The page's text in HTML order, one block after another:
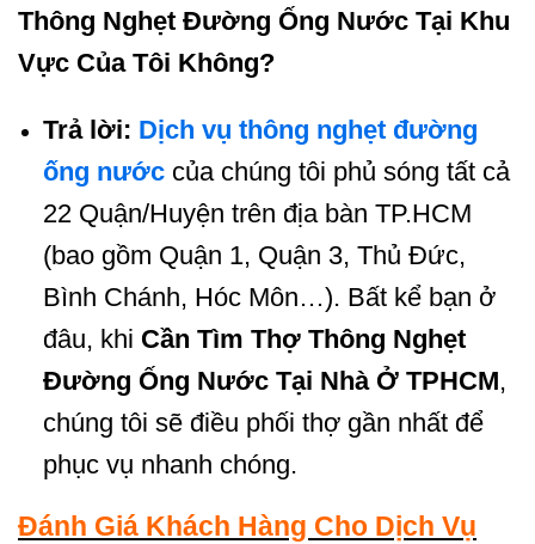
Thông Nghẹt Đường Ống Nước Tại Khu
Vực Của Tôi Không?
Trả lời: Dịch vụ thông nghẹt đường
ống nướccủa chúng tôi phủ sóng tất cả
22 Quận/Huyện trên địa bàn TP.HCM
(bao gồm Quận 1, Quận 3, Thủ Đức,
Bình Chánh, Hóc Môn…). Bất kể bạn ở
đâu, khi Cần Tìm Thợ Thông Nghẹt
Đường Ống Nước Tại Nhà Ở TPHCM,
chúng tôi sẽ điều phối thợ gần nhất để
phục vụ nhanh chóng.
Đánh Giá Khách Hàng Cho Dịch Vụ